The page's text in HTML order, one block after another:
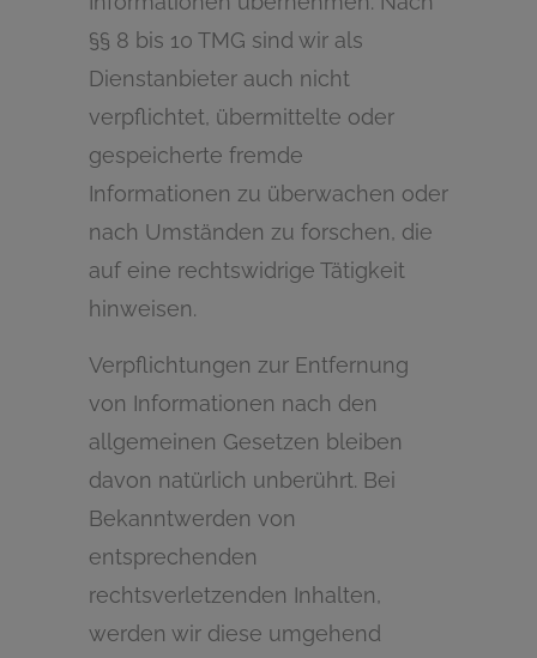
§§ 8 bis 10 TMG sind wir als
Dienstanbieter auch nicht
verpflichtet, übermittelte oder
gespeicherte fremde
Informationen zu überwachen oder
nach Umständen zu forschen, die
auf eine rechtswidrige Tätigkeit
hinweisen.
Verpflichtungen zur Entfernung
von Informationen nach den
allgemeinen Gesetzen bleiben
davon natürlich unberührt. Bei
Bekanntwerden von
entsprechenden
rechtsverletzenden Inhalten,
werden wir diese umgehend